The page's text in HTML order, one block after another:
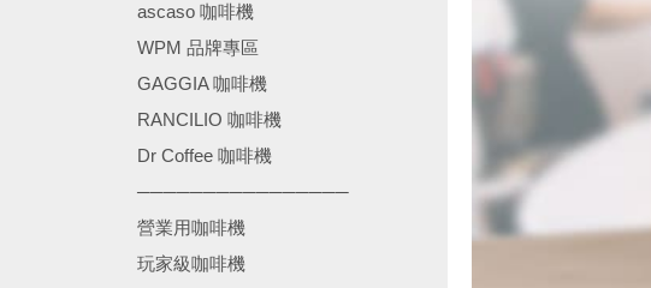
ascaso 咖啡機
WPM 品牌專區
GAGGIA 咖啡機
RANCILIO 咖啡機
Dr Coffee 咖啡機
────────────────
營業用咖啡機
玩家級咖啡機